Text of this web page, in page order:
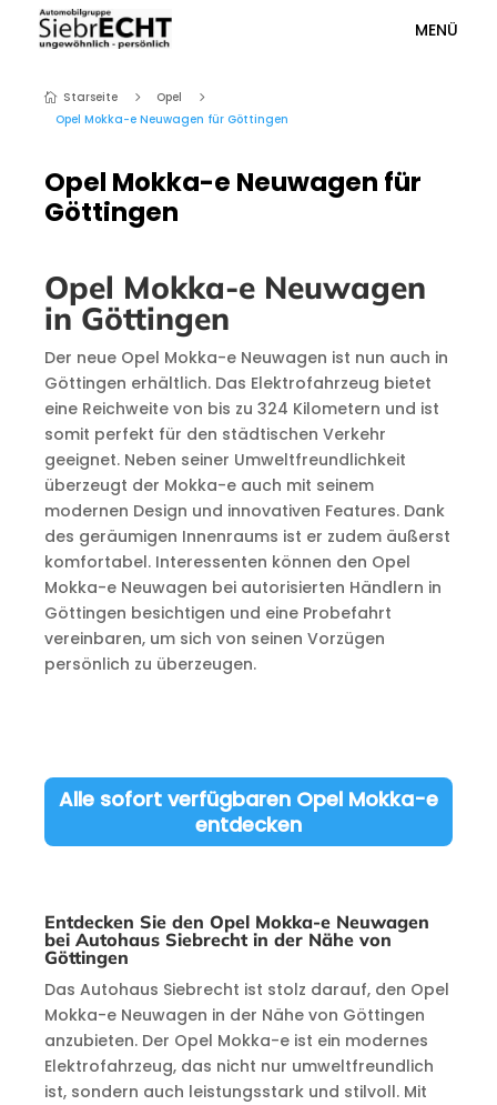
MENÜ
 Starseite 5 Opel
5
Opel Mokka-e Neuwagen für Göttingen
Opel Mokka-e Neuwagen für
Göttingen
Opel Mokka-e Neuwagen
in Göttingen
Der neue Opel Mokka-e Neuwagen ist nun auch in
Göttingen erhältlich. Das Elektrofahrzeug bietet
eine Reichweite von bis zu 324 Kilometern und ist
somit perfekt für den städtischen Verkehr
geeignet. Neben seiner Umweltfreundlichkeit
überzeugt der Mokka-e auch mit seinem
modernen Design und innovativen Features. Dank
des geräumigen Innenraums ist er zudem äußerst
komfortabel. Interessenten können den Opel
Mokka-e Neuwagen bei autorisierten Händlern in
Göttingen besichtigen und eine Probefahrt
vereinbaren, um sich von seinen Vorzügen
persönlich zu überzeugen.
Alle sofort verfügbaren Opel Mokka-e
entdecken
Entdecken Sie den Opel Mokka-e Neuwagen
bei Autohaus Siebrecht in der Nähe von
Göttingen
Das Autohaus Siebrecht ist stolz darauf, den Opel
Mokka-e Neuwagen in der Nähe von Göttingen
anzubieten. Der Opel Mokka-e ist ein modernes
Elektrofahrzeug, das nicht nur umweltfreundlich
ist, sondern auch leistungsstark und stilvoll. Mit